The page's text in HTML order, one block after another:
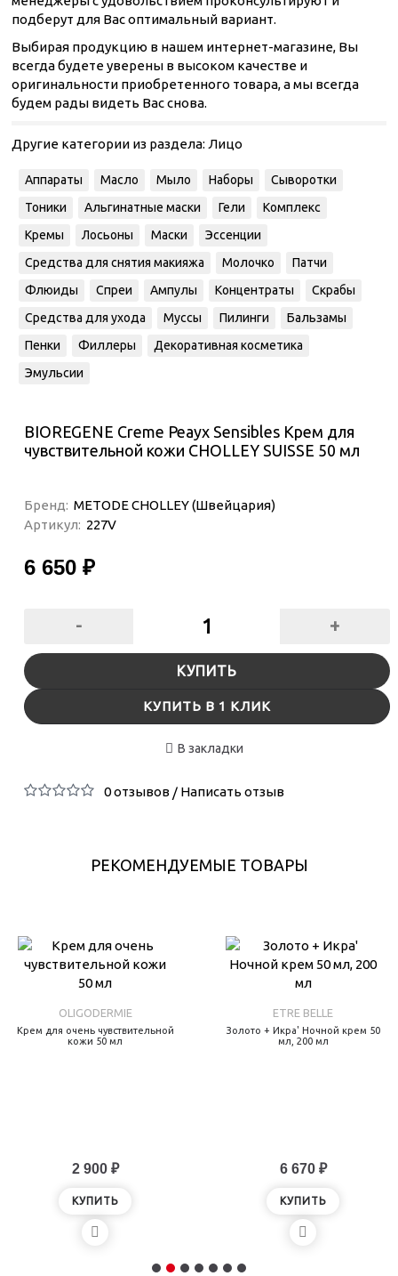
подберут для Вас оптимальный вариант.
Выбирая продукцию в нашем интернет-магазине, Вы
всегда будете уверены в высоком качестве и
оригинальности приобретенного товара, а мы всегда
будем рады видеть Вас снова.
Другие категории из раздела: Лицо
Аппараты Масло Мыло Наборы
Сыворотки
Тоники
Альгинатные маски Гели
Комплекс
Кремы
Лосьоны Маски
Эссенции
Средства для снятия макияжа
Молочко
Патчи
Флюиды
Спреи Ампулы Концентраты
Скрабы
Средства для ухода
Муссы Пилинги
Бальзамы
Пенки
Филлеры
Декоративная косметика
Эмульсии
BIOREGENE Creme Peayx Sensibles Крем для
чувствительной кожи CHOLLEY SUISSE 50 мл
Бренд: METODE CHOLLEY (Швейцария)
Артикул: 227V
6 650 ₽
- +
КУПИТЬ
КУПИТЬ В 1 КЛИК
В закладки
0 отзывов/ Написать отзыв
РЕКОМЕНДУЕМЫЕ ТОВАРЫ
OLIGODERMIE
Крем для очень чувствительной
кожи 50 мл
2 900 ₽
КУПИТЬ
ETRE BELLE
Золото + Икра' Ночной крем 50
мл, 200 мл
6 670 ₽
КУПИТЬ